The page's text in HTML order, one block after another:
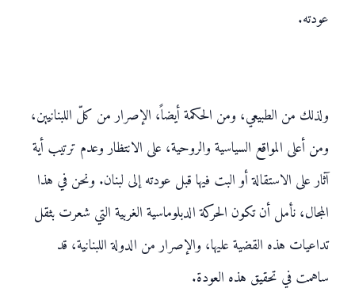
عودته.
ولذلك من الطبيعي، ومن الحكمة أيضاً، الإصرار من كلّ اللبنانيين،
ومن أعلى المواقع السياسية والروحية، على الانتظار وعدم ترتيب أية
آثار على الاستقالة أو البت فيها قبل عودته إلى لبنان. ونحن في هذا
المجال، نأمل أن تكون الحركة الدبلوماسية الغربية التي شعرت بثقل
تداعيات هذه القضية عليها، والإصرار من الدولة اللبنانية، قد
ساهمت في تحقيق هذه العودة.